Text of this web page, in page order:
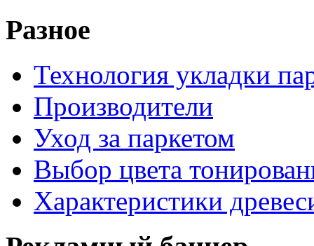
Разное
Технология укладки
Производители
Уход за паркетом
Выбор цвета
Характеристики